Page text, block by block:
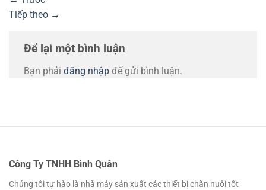
Tiếp theo →
Để lại một bình luận
Bạn phải đăng nhập để gửi bình luận.
Công Ty TNHH Bình Quân
Chúng tôi tự hào là nhà máy sản xuất các thiết bị chăn nuôi tốt